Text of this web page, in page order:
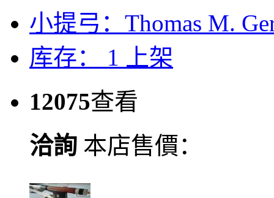
小提弓：Thomas M.
库存： 1
上架
12075查看
洽詢 本店售價：